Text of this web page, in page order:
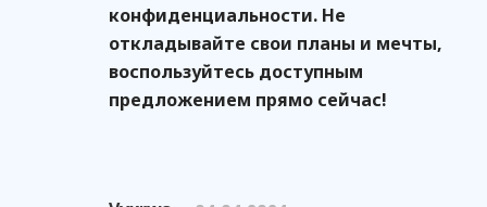
конфиденциальности. Не
откладывайте свои планы и мечты,
воспользуйтесь доступным
предложением прямо сейчас!